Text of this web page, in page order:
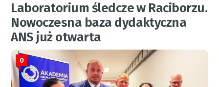
Laboratorium śledcze w Raciborzu.
Nowoczesna baza dydaktyczna
ANS już otwarta
0